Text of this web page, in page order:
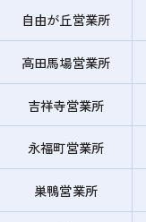
自由が丘営業所
高田馬場営業所
吉祥寺営業所
永福町営業所
巣鴨営業所